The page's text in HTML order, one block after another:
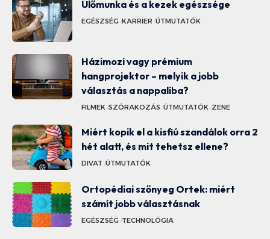
Ülőmunka és a kezek egészsége
EGÉSZSÉG KARRIER ÚTMUTATÓK
Házimozi vagy prémium
hangprojektor – melyik a jobb
választás a nappaliba?
FILMEK SZÓRAKOZÁS ÚTMUTATÓK ZENE
Miért kopik el a kisfiú szandálok orra 2
hét alatt, és mit tehetsz ellene?
DIVAT ÚTMUTATÓK
Ortopédiai szőnyeg Ortek: miért
számít jobb választásnak
EGÉSZSÉG TECHNOLÓGIA